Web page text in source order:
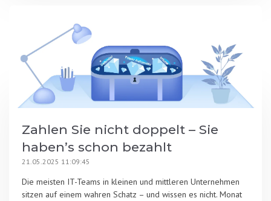
Zahlen Sie nicht doppelt – Sie
haben’s schon bezahlt
21.05.2025 11:09:45
Die meisten IT-Teams in kleinen und mittleren Unternehmen
sitzen auf einem wahren Schatz – und wissen es nicht. Monat